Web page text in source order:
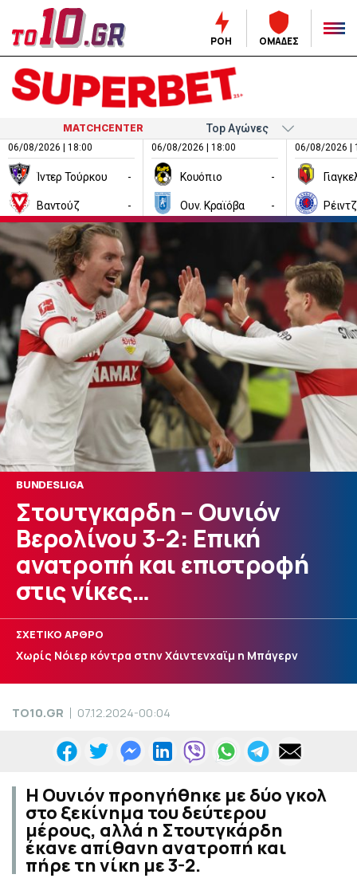
ΡΟΗ ΟΜΑΔΕΣ
MATCHCENTER
06/08/2026 | 18:00
Ίντερ Τούρκου -
Βαντούζ -
06/08/2026 | 18:00
Κουόπιο -
Ουν. Κραϊόβα -
06/08/2026 |
BUNDESLIGA
Στουτγκαρδη – Ουνιόν
Βερολίνου 3-2: Επική
ανατροπή και επιστροφή
στις νίκες…
ΣΧΕΤΙΚΟ ΑΡΘΡΟ
Χωρίς Νόιερ κόντρα στην Χάιντενχαϊμ η Μπάγερν
TO10.GR 07.12.2024-00:04
Η Ουνιόν προηγήθηκε με δύο γκολ
στο ξεκίνημα του δεύτερου
μέρους, αλλά η Στουτγκάρδη
έκανε απίθανη ανατροπή και
πήρε τη νίκη με 3-2.